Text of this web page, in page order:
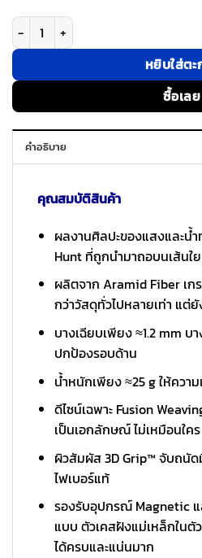
จำนวน Pitaka รุ่น Edge Case (Star
หยิบใส่ตะ
ซื้อเลย
คำอธิบาย
คุณสมบัติสินค้า
ผลงานศิลปะของแสงและน้
Hunt ที่ถูกนำมาถอบนเส้นใ
ผลิตจาก Aramid Fiber เก
กว่าวัสดุทั่วไปหลายเท่า แต่
บางเฉียบเพียง ≈1.2 mm
ปกป้องรอบด้าน
น้ำหนักเพียง ≈25 g ให้ความ
ดีไซน์เฉพาะ Fusion
เป็นเอกลักษณ์ ไม่เหมือนใคร
ผิวสัมผัส 3D Grip™ จับถนั
ไฟเบอร์แท้
รองรับอุปกรณ์ Magnetic แ
แบบ ตัวเคสฝังแม่เหล็กใน
ได้ครบและแน่นมาก